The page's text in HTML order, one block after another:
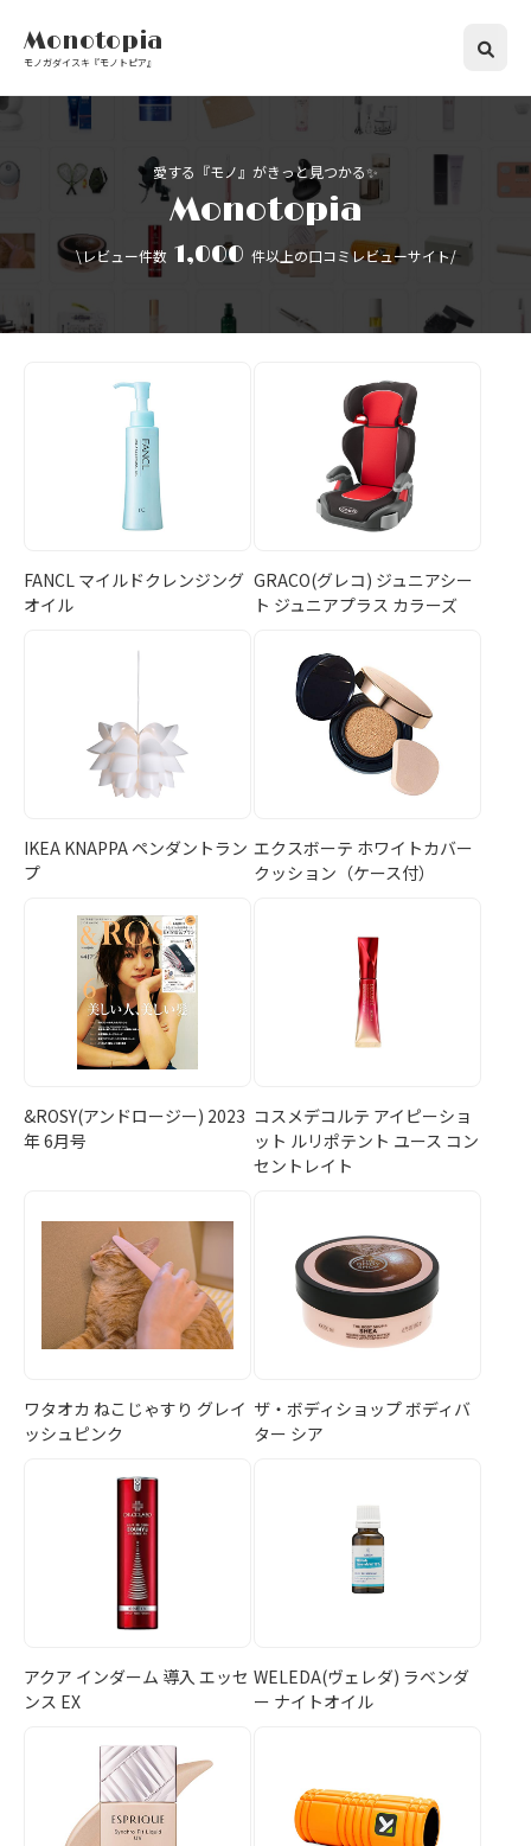
Monotopia
モノガダイスキ『モノトピア』
愛する『モノ』がきっと見つかる✨
Monotopia
\レビュー件数 1,000 件以上の口コミレビューサイト/
FANCL マイルドクレンジング
オイル
GRACO(グレコ) ジュニアシー
ト ジュニアプラス カラーズ
IKEA KNAPPA ペンダントラン
プ
エクスボーテ ホワイトカバー
クッション（ケース付）
&ROSY(アンドロージー) 2023
年 6月号
コスメデコルテ アイピーショ
ット ルリポテント ユース コン
セントレイト
ワタオカ ねこじゃすり グレイ
ッシュピンク
ザ・ボディショップ ボディバ
ター シア
アクア インダーム 導入 エッセ
ンス EX
WELEDA(ヴェレダ) ラベンダ
ー ナイトオイル